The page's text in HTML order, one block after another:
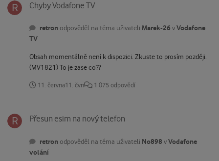
Chyby Vodafone TV
retron odpověděl na téma uživateli Marek-26 vVodafone
TV
Obsah momentálně není k dispozici. Zkuste to prosím později.
(MV1821) To je zase co??
11. června11. čvn 1 075 odpovědí
Přesun esim na nový telefon
retron odpověděl na téma uživateli No898 vVodafone
volání